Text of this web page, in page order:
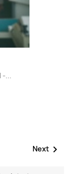
-...
Next 